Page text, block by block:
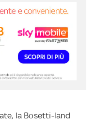
la Bosetti-land